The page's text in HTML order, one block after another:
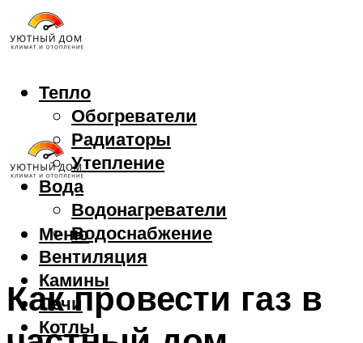
Тепло
Обогреватели
Радиаторы
Утепление
Вода
Водонагреватели
Водоснабжение
Вентиляция
Камины
Печи
Котлы
Меню
Как провести газ в